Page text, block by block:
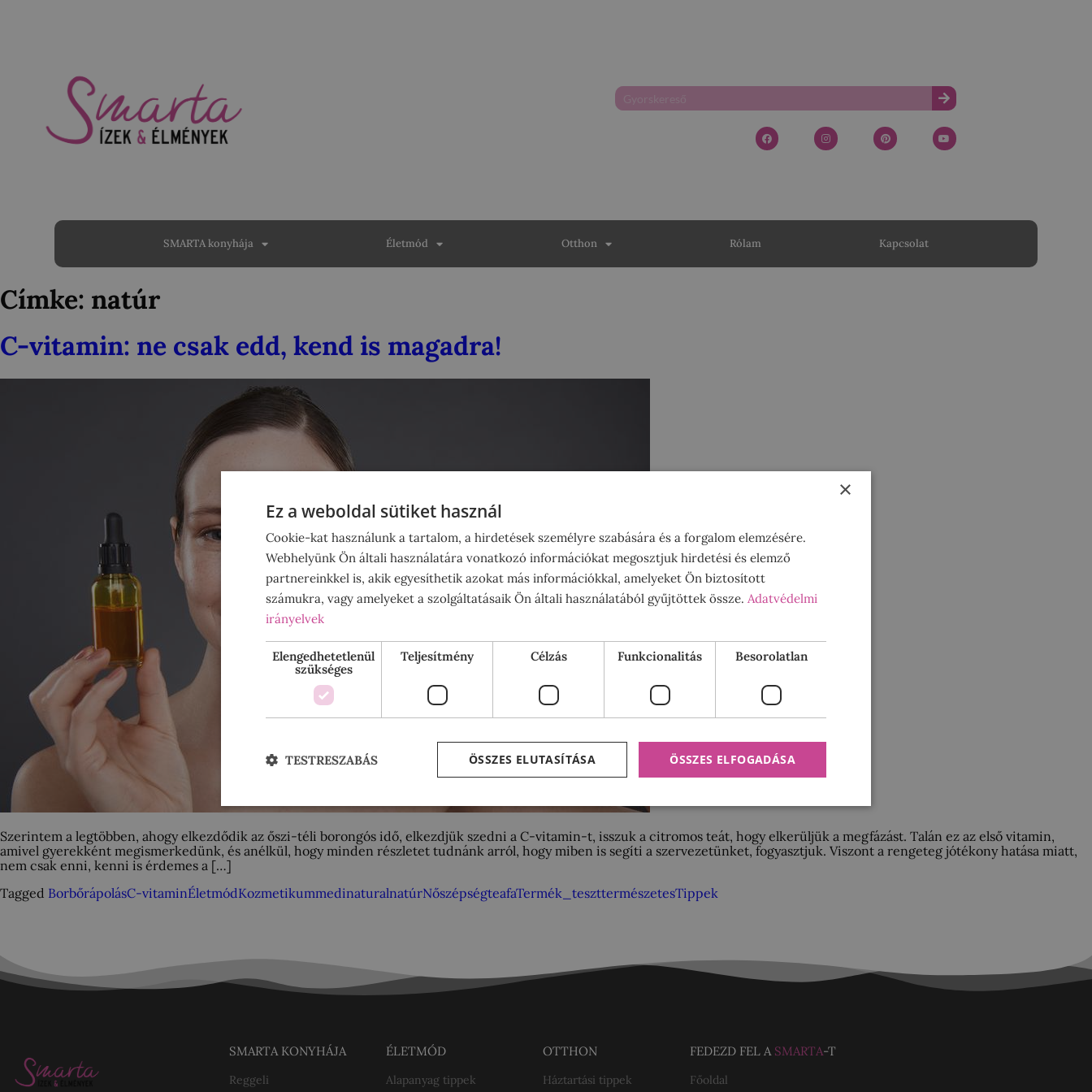
SMARTA konyhája Életmód Otthon Rólam Kapcsolat
Címke: natúr
C-vitamin: ne csak edd, kend is magadra!
Szerintem a legtöbben, ahogy elkezdődik az őszi-téli borongós idő, elkezdjük szedni a C-vitamin-t, isszuk a citromos teát, hogy elkerüljük a megfázást. Talán ez az első vitamin,
amivel gyerekként megismerkedünk, és anélkül, hogy minden részletet tudnánk arról, hogy miben is segíti a szervezetünket, fogyasztjuk. Viszont a rengeteg jótékony hatása miatt,
nem csak enni, kenni is érdemes a […]
Tagged BorbőrápolásC-vitaminÉletmódKozmetikummedinaturalnatúrNőszépségteafaTermék_teszttermészetesTippek
SMARTA KONYHÁJA
Reggeli
ÉLETMÓD
Alapanyag tippek
OTTHON
Háztartási tippek
FEDEZD FEL A SMARTA-T
Főoldal
×
Ez a weboldal sütiket használ
Cookie-kat használunk a tartalom, a hirdetések személyre szabására és a forgalom elemzésére.
Webhelyünk Ön általi használatára vonatkozó információkat megosztjuk hirdetési és elemző
partnereinkkel is, akik egyesíthetik azokat más információkkal, amelyeket Ön biztosított
számukra, vagy amelyeket a szolgáltatásaik Ön általi használatából gyűjtöttek össze. Adatvédelmi
irányelvek
Elengedhetetlenül
szükséges
Teljesítmény Célzás Funkcionalitás Besorolatlan
ÖSSZES ELFOGADÁSA
ÖSSZES ELUTASÍTÁSA
TESTRESZABÁS